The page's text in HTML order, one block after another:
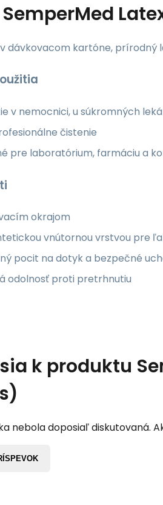
SemperMed
dávkovacom kartóne, prírodný
v nemocnici, u súkromných
čistenie
pre laboratórium, farmáciu a
okrajom
vnútornou vrstvou pre
pocit na dotyk a bezpečné
odolnosť proti pretrhnutiu
k produktu
nebola doposiaľ diskutovaná.